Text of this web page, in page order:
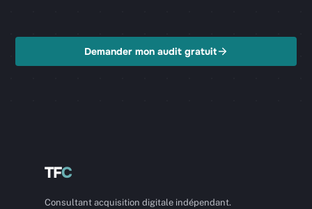
Demander mon audit gratuit
TFC
Consultant acquisition digitale indépendant.